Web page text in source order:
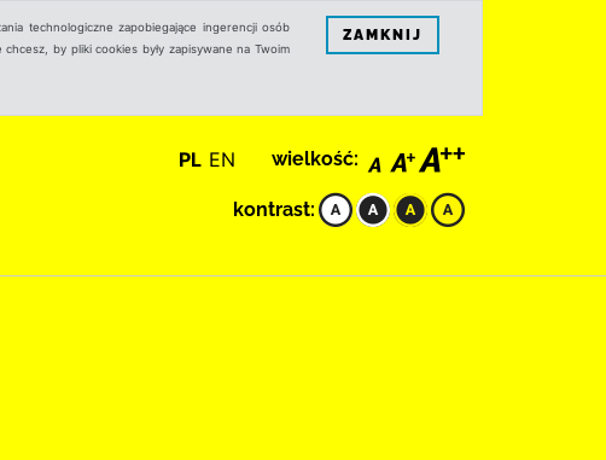
technologiczne zapobiegające ingerencji osób
by pliki cookies były zapisywane na Twoim
ZAMKNIJ
PL EN wielkość:
kontrast: